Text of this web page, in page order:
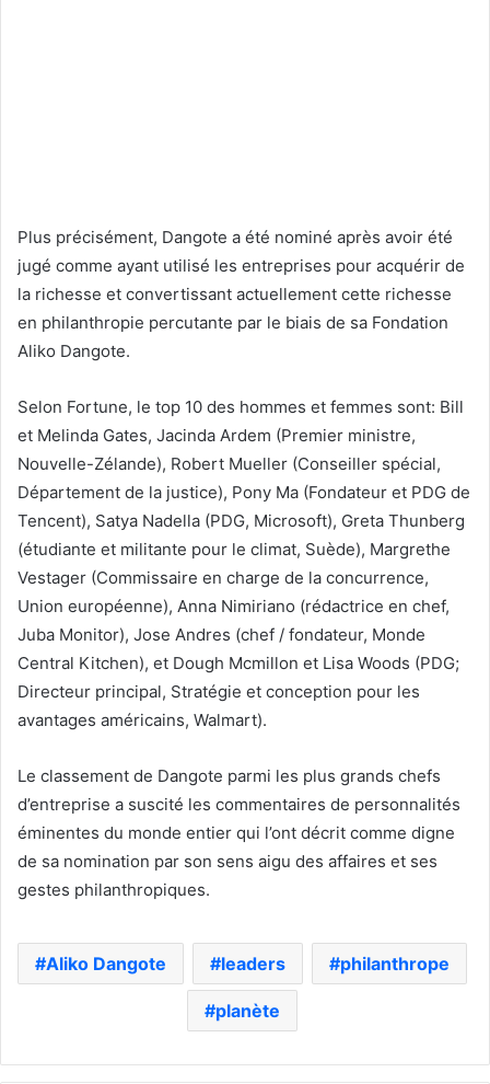
Plus précisément, Dangote a été nominé après avoir été
jugé comme ayant utilisé les entreprises pour acquérir de
la richesse et convertissant actuellement cette richesse
en philanthropie percutante par le biais de sa Fondation
Aliko Dangote.
Selon Fortune, le top 10 des hommes et femmes sont: Bill
et Melinda Gates, Jacinda Ardem (Premier ministre,
Nouvelle-Zélande), Robert Mueller (Conseiller spécial,
Département de la justice), Pony Ma (Fondateur et PDG de
Tencent), Satya Nadella (PDG, Microsoft), Greta Thunberg
(étudiante et militante pour le climat, Suède), Margrethe
Vestager (Commissaire en charge de la concurrence,
Union européenne), Anna Nimiriano (rédactrice en chef,
Juba Monitor), Jose Andres (chef / fondateur, Monde
Central Kitchen), et Dough Mcmillon et Lisa Woods (PDG;
Directeur principal, Stratégie et conception pour les
avantages américains, Walmart).
Le classement de Dangote parmi les plus grands chefs
d’entreprise a suscité les commentaires de personnalités
éminentes du monde entier qui l’ont décrit comme digne
de sa nomination par son sens aigu des affaires et ses
gestes philanthropiques.
Aliko Dangote leaders philanthrope
planète